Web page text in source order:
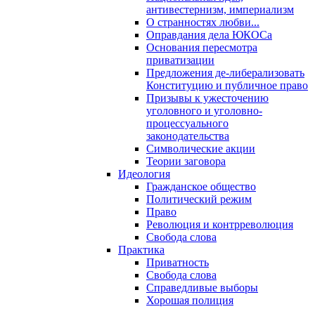
антивестернизм, империализм
О странностях любви...
Оправдания дела ЮКОСа
Основания пересмотра
приватизации
Предложения де-либерализовать
Конституцию и публичное право
Призывы к ужесточению
уголовного и уголовно-
процессуального
законодательства
Символические акции
Теории заговора
Идеология
Гражданское общество
Политический режим
Право
Революция и контрреволюция
Свобода слова
Практика
Приватность
Свобода слова
Справедливые выборы
Хорошая полиция